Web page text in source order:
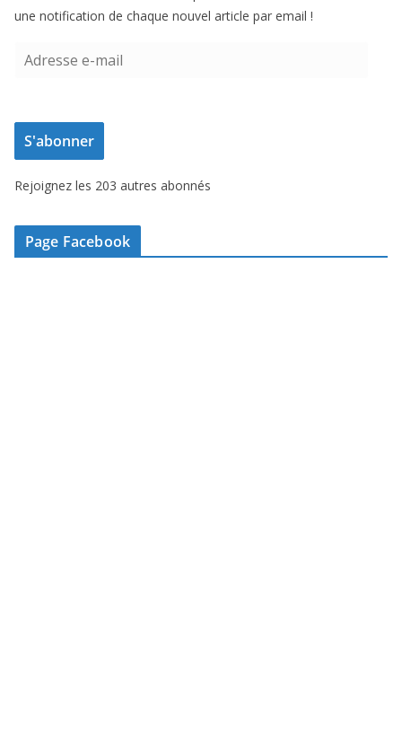
une notification de chaque nouvel article par email !
e
s
e
-
m
S'abonner
Rejoignez les 203 autres abonnés
Page Facebook